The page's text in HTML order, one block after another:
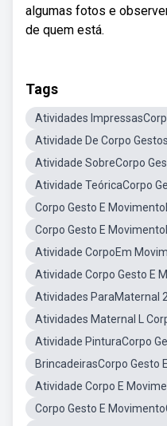
algumas fotos e
de quem está.
Tags
Atividades
Atividade De Corpo
Atividade SobreCorpo
Atividade TeóricaCorpo
Corpo Gesto E
Corpo Gesto E
Atividade CorpoEm
Atividade Corpo Gesto E
Atividades ParaMaternal
Atividades Maternal L
Atividade PinturaCorpo
BrincadeirasCorpo Gesto
Atividade Corpo E
Corpo Gesto E